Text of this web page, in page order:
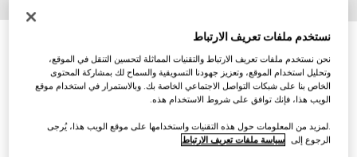
فستان من قطن جيرسي مزيّن بحلية Horsebit للأطفال
تنويعاتأزرق داكن
نستخدم ملفات تعريف الارتباط
نحن نستخدم ملفات تعريف الارتباط والتقنيات المماثلة لتحسين التنقل في الموقع،
وتحليل استخدام الموقع، وتعزيز جهودنا التسويقية والسماح لك بمشاركة المحتوى
الخاص بنا على شبكات التواصل الاجتماعي الخاصة بك. وبالاستمرار في استخدام موقع
الويب هذا، فإنك توافق على شروط الاستخدام هذه.
.لمزيد من المعلومات حول هذه التقنيات واستخدامها على موقع الويب هذا، يُرجى
الرجوع إلى سياسة ملفات تعريف الارتباط